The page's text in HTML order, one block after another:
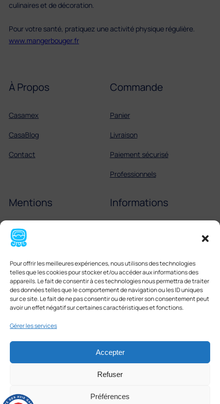
Pour offrir les meilleures expériences, nous utilisons des technologies
telles que les cookies pour stocker et/ou accéder aux informations des
appareils. Le fait de consentir à ces technologies nous permettra de traiter
des données telles que le comportement de navigation ou les ID uniques
sur ce site. Le fait de ne pas consentir ou de retirer son consentement peut
avoir un effet négatif sur certaines caractéristiques et fonctions.
Gérer les services
Accepter
Refuser
Préférences
culinaires et de décoration.
Pour votre santé, pratiquez une activité physique régulière.
www.mangerbouger.fr
À Propos
Casamex
CasaBlog
Contact
Commande
Panier
Livraison
Paiement sécurisé
Professionnels
Mentions
Mentions légales
Cookies
CGV
Informations
Tortilla mexicaine
Boissons mexicaines
Facebook InstagramLinkedIn